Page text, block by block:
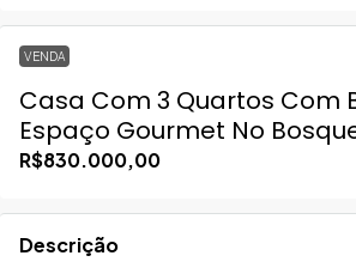
VENDA
Casa Com 3 Quartos Com
Espaço Gourmet No
R$830.000,00
Descrição